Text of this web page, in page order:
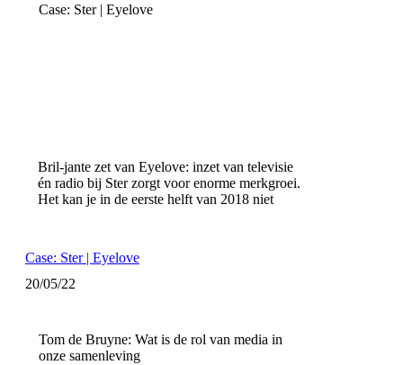
Case: Ster | Eyelove
Bril-jante zet van Eyelove: inzet van televisie
én radio bij Ster zorgt voor enorme merkgroei.
Het kan je in de eerste helft van 2018 niet
Case: Ster | Eyelove
20/05/22
Tom de Bruyne: Wat is de rol van media in
onze samenleving